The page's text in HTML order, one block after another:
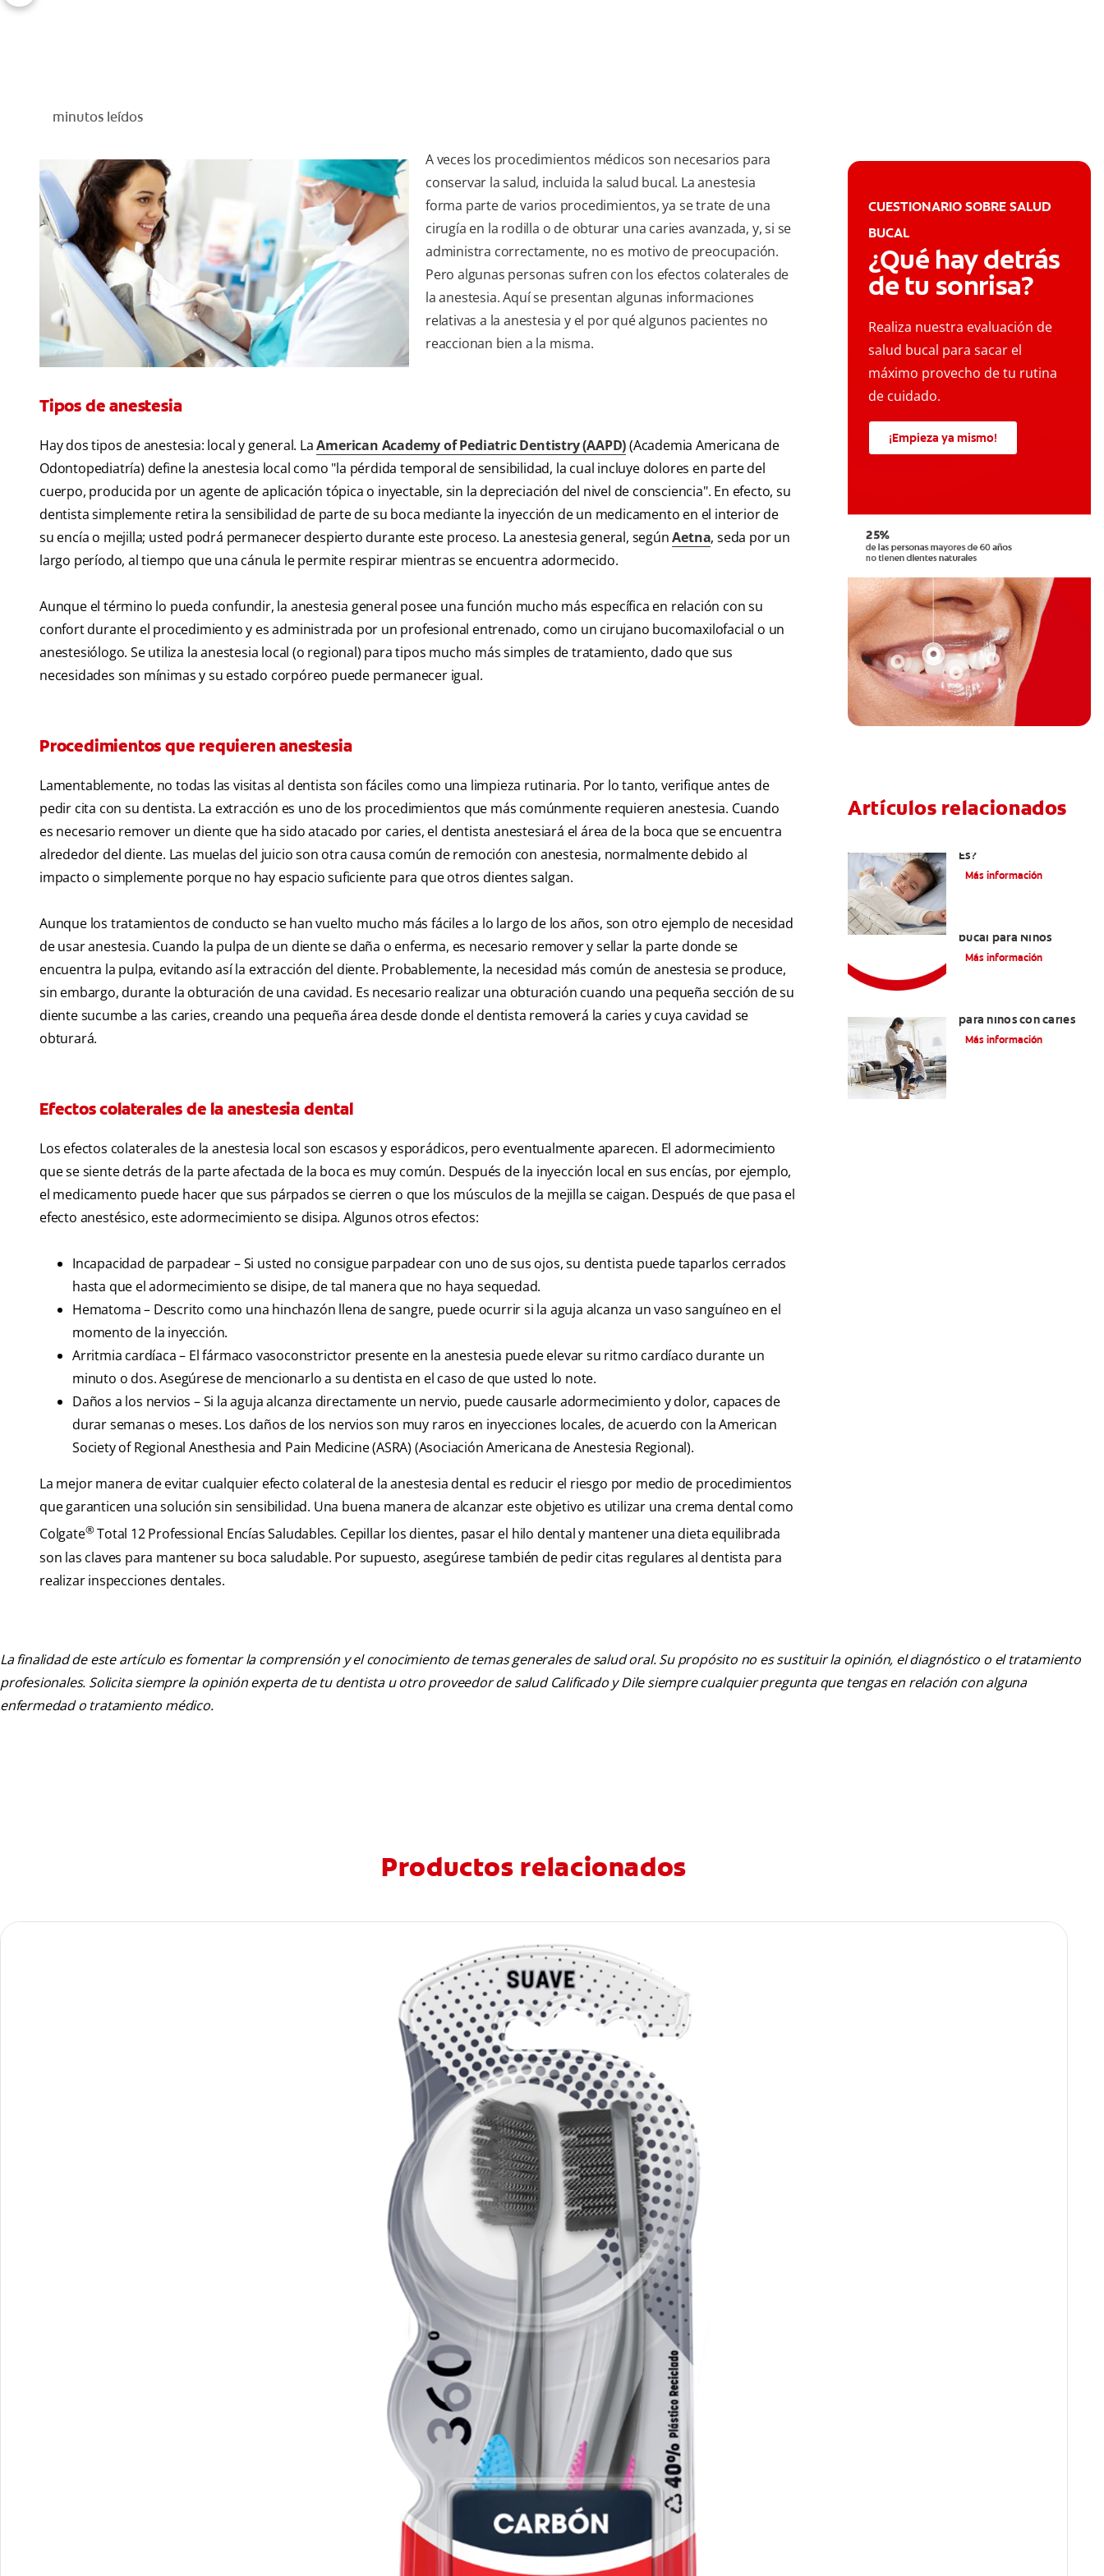
minutos leídos
A veces los procedimientos médicos son necesarios para
conservar la salud, incluida la salud bucal. La anestesia
forma parte de varios procedimientos, ya se trate de una
cirugía en la rodilla o de obturar una caries avanzada, y, si se
administra correctamente, no es motivo de preocupación.
Pero algunas personas sufren con los efectos colaterales de
la anestesia. Aquí se presentan algunas informaciones
relativas a la anestesia y el por qué algunos pacientes no
reaccionan bien a la misma.
Tipos de anestesia
Hay dos tipos de anestesia: local y general. LaAmerican Academy of Pediatric Dentistry (AAPD)(Academia Americana de
Odontopediatría) define la anestesia local como "la pérdida temporal de sensibilidad, la cual incluye dolores en parte del
cuerpo, producida por un agente de aplicación tópica o inyectable, sin la depreciación del nivel de consciencia". En efecto, su
dentista simplemente retira la sensibilidad de parte de su boca mediante la inyección de un medicamento en el interior de
su encía o mejilla; usted podrá permanecer despierto durante este proceso. La anestesia general, segúnAetna, seda por un
largo período, al tiempo que una cánula le permite respirar mientras se encuentra adormecido.
Aunque el término lo pueda confundir, la anestesia general posee una función mucho más específica en relación con su
confort durante el procedimiento y es administrada por un profesional entrenado, como un cirujano bucomaxilofacial o un
anestesiólogo. Se utiliza la anestesia local (o regional) para tipos mucho más simples de tratamiento, dado que sus
necesidades son mínimas y su estado corpóreo puede permanecer igual.
Procedimientos que requieren anestesia
Lamentablemente, no todas las visitas al dentista son fáciles como una limpieza rutinaria. Por lo tanto, verifique antes de
pedir cita con su dentista. La extracción es uno de los procedimientos que más comúnmente requieren anestesia. Cuando
es necesario remover un diente que ha sido atacado por caries, el dentista anestesiará el área de la boca que se encuentra
alrededor del diente. Las muelas del juicio son otra causa común de remoción con anestesia, normalmente debido al
impacto o simplemente porque no hay espacio suficiente para que otros dientes salgan.
Aunque los tratamientos de conducto se han vuelto mucho más fáciles a lo largo de los años, son otro ejemplo de necesidad
de usar anestesia. Cuando la pulpa de un diente se daña o enferma, es necesario remover y sellar la parte donde se
encuentra la pulpa, evitando así la extracción del diente. Probablemente, la necesidad más común de anestesia se produce,
sin embargo, durante la obturación de una cavidad. Es necesario realizar una obturación cuando una pequeña sección de su
diente sucumbe a las caries, creando una pequeña área desde donde el dentista removerá la caries y cuya cavidad se
obturará.
Efectos colaterales de la anestesia dental
Los efectos colaterales de la anestesia local son escasos y esporádicos, pero eventualmente aparecen. El adormecimiento
que se siente detrás de la parte afectada de la boca es muy común. Después de la inyección local en sus encías, por ejemplo,
el medicamento puede hacer que sus párpados se cierren o que los músculos de la mejilla se caigan. Después de que pasa el
efecto anestésico, este adormecimiento se disipa. Algunos otros efectos:
Incapacidad de parpadear – Si usted no consigue parpadear con uno de sus ojos, su dentista puede taparlos cerrados
hasta que el adormecimiento se disipe, de tal manera que no haya sequedad.
Hematoma – Descrito como una hinchazón llena de sangre, puede ocurrir si la aguja alcanza un vaso sanguíneo en el
momento de la inyección.
Arritmia cardíaca – El fármaco vasoconstrictor presente en la anestesia puede elevar su ritmo cardíaco durante un
minuto o dos. Asegúrese de mencionarlo a su dentista en el caso de que usted lo note.
Daños a los nervios – Si la aguja alcanza directamente un nervio, puede causarle adormecimiento y dolor, capaces de
durar semanas o meses. Los daños de los nervios son muy raros en inyecciones locales, de acuerdo con la American
Society of Regional Anesthesia and Pain Medicine (ASRA) (Asociación Americana de Anestesia Regional).
La mejor manera de evitar cualquier efecto colateral de la anestesia dental es reducir el riesgo por medio de procedimientos
que garanticen una solución sin sensibilidad. Una buena manera de alcanzar este objetivo es utilizar una crema dental como
Colgate®Total 12 Professional Encías Saludables. Cepillar los dientes, pasar el hilo dental y mantener una dieta equilibrada
son las claves para mantener su boca saludable. Por supuesto, asegúrese también de pedir citas regulares al dentista para
realizar inspecciones dentales.
CUESTIONARIO SOBRE SALUD
BUCAL
¿Qué hay detrás
de tu sonrisa?
Realiza nuestra evaluación de
salud bucal para sacar el
máximo provecho de tu rutina
de cuidado.
¡Empieza ya mismo!
Artículos relacionados
Es?
Más información
bucal para Niños
Más información
para niños con caries
Más información
La finalidad de este artículo es fomentar la comprensión y el conocimiento de temas generales de salud oral. Su propósito no es sustituir la opinión, el diagnóstico o el tratamiento
profesionales. Solicita siempre la opinión experta de tu dentista u otro proveedor de salud Calificado y Dile siempre cualquier pregunta que tengas en relación con alguna
enfermedad o tratamiento médico.
Productos relacionados